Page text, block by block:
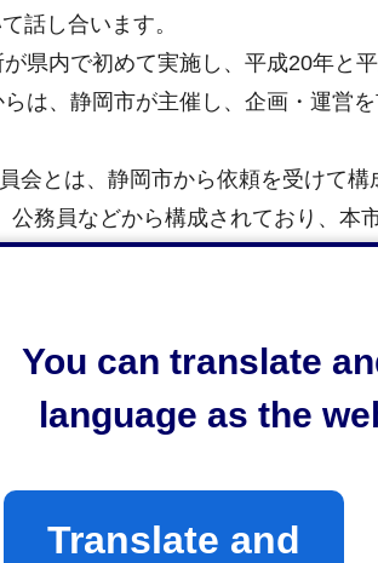
You can translate
language as the
Translate and
話し合います。
県内で初めて実施し、平成20年と
は、静岡市が主催し、企画・運営
会とは、静岡市から依頼を受けて
公務員などから構成されており、本
います。